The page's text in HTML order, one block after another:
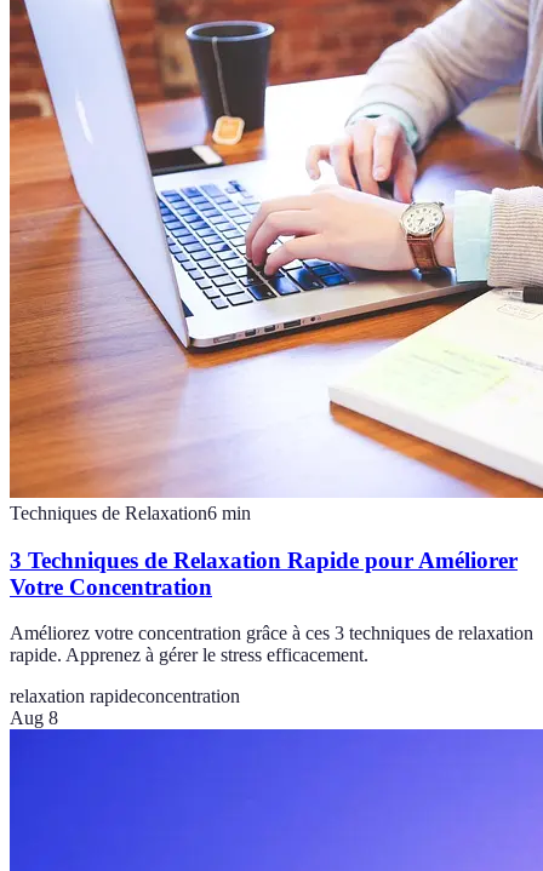
Techniques de Relaxation6 min
3 Techniques de Relaxation Rapide pour Améliorer
Votre Concentration
Améliorez votre concentration grâce à ces 3 techniques de relaxation
rapide. Apprenez à gérer le stress efficacement.
relaxation rapideconcentration
Aug 8